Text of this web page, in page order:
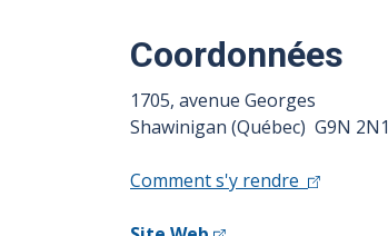
Coordonnées
1705, avenue Georges
Shawinigan (Québec) G9N 2N1
Comment s'y rendre